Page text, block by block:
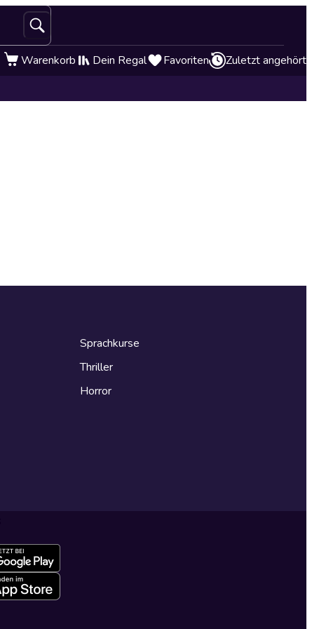
Warenkorb Dein Regal Favoriten Zuletzt angehört
Sprachkurse
Thriller
Horror